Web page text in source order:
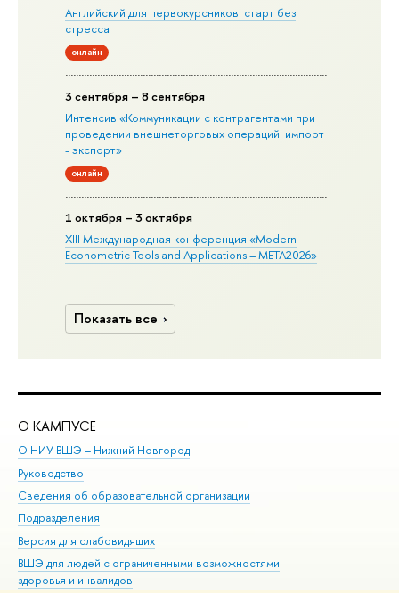
Английский для первокурсников: старт без
стресса
онлайн
3 сентября – 8 сентября
Интенсив «Коммуникации с контрагентами при
проведении внешнеторговых операций: импорт
- экспорт»
онлайн
1 октября – 3 октября
XIII Международная конференция «Modern
Econometric Tools and Applications – META2026»
Показать все
О КАМПУСЕ
О НИУ ВШЭ – Нижний Новгород
Руководство
Сведения об образовательной организации
Подразделения
Версия для слабовидящих
ВШЭ для людей с ограниченными возможностями
здоровья и инвалидов